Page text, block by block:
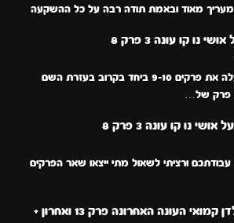
מאוד ובאמת תודה רבה על כל ההשקעה
אושי נו קו עונה 3 פרק 8
אנחנו עובדים על זה נעלה את פרקים 9-10 ביחד בקרוב בעזרת השם
על אושי נו קו עונה 3 פרק 8
ורציתי לשאול מתי ייצאו שאר הפרקים
גולדן קמואי העונה האחרונה פרק 13 ואחרון +